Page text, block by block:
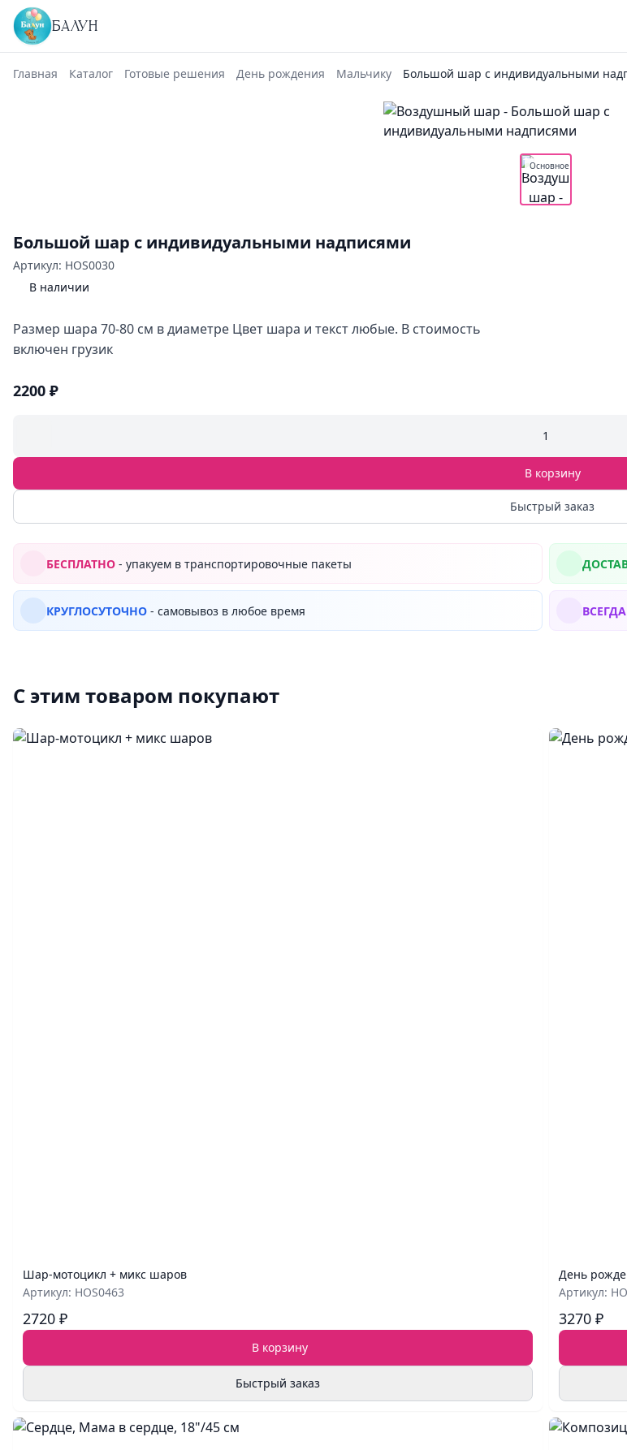
БАЛУН
Главная Каталог Готовые решения День рождения Мальчику Большой шар с индивидуальными
Основное
Большой шар с индивидуальными надписями
Артикул: HOS0030
В наличии
Размер шара 70-80 см в диаметре Цвет шара и текст любые. В стоимость
включен грузик
2200 ₽
1
В корзину
Быстрый заказ
БЕСПЛАТНО - упакуем в транспортировочные пакеты
КРУГЛОСУТОЧНО - самовывоз в любое время ВСЕГДА
С этим товаром покупают
Шар‑мотоцикл + микс шаров
Артикул: HOS0463
2720 ₽
В корзину
Быстрый заказ
День
Артикул:
3270 ₽